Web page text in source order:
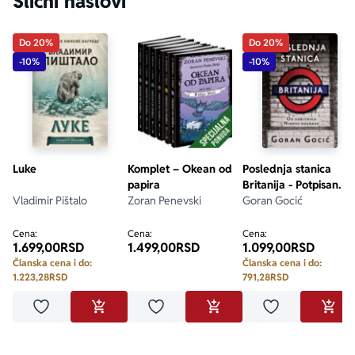
Do 20%
-10%
Luke
Vladimir Pištalo
Cena:
1.699,00RSD
Članska cena i do:
1.223,28RSD
Dodaj u omiljeneDODAJ U KORPU
Komplet – Okean od
papira
Zoran Penevski
Cena:
1.499,00RSD
Dodaj u omiljeneDODAJ U KORPU
Do 20%
-10%
Poslednja stanica
Britanija - Potpisan
primerak
Goran Gocić
Cena:
1.099,00RSD
Članska cena i do:
791,28RSD
Dodaj u